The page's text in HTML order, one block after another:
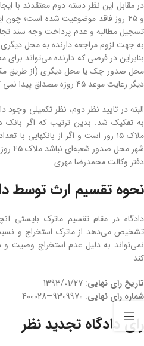
و ۴۵ روز فاقد موضوعیت شده است؛
تسجیل مطالبه و عدم پرداخت وجه سند
به جهت لزوم مراجعه دارنده به محل
بنابراین در فرضی که دارنده می‌تواند
محل صدور چک یا محل دیگری (از طریق
دیگر رعایت موعد ۴۵ روزه مصداق پیدا نمی کند.
البته در تایید نظر دوم، نظر تکمیلی وجود
به تفکیک شد. بدین ترتیب که اگر
ملاک ۱۵ روز است و اگر از
شهر محل صدور شعبه‌ای نباشد ملاک ۴۵ روز خواهد بود.
دفتر وکالت محمدرضا مهری
نحوه تقسیم ارث توسط
دادگاه در مقام تقسیم ماترک بایستی
تشخیص می‌دهد از ماترک استخراج و
نمی‌تواند به دلیل عدم استخراج وصیت و
کند
تاریخ رای نهایی: 1393/01/27
شماره رای نهایی: 9309970—400028
رای دادگاه تجدید نظر